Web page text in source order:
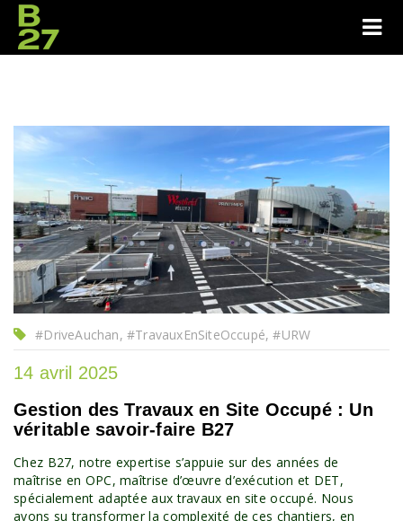
#DriveAuchan, #TravauxEnSiteOccupé, #URW
14 avril 2025
Gestion des Travaux en Site Occupé : Un
véritable savoir-faire B27
Chez B27, notre expertise s’appuie sur des années de
maîtrise en OPC, maîtrise d’œuvre d’exécution et DET,
spécialement adaptée aux travaux en site occupé. Nous
avons su transformer la complexité de ces chantiers, en